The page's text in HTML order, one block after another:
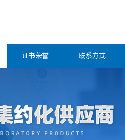
证书荣誉 联系方式